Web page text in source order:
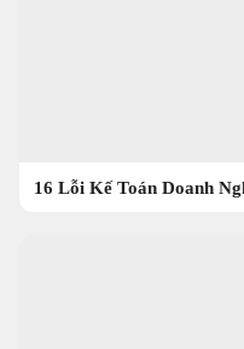
16 Lỗi Kế Toán Doanh